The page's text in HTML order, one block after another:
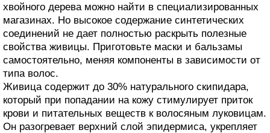
хвойного дерева можно найти в специализированных
магазинах. Но высокое содержание синтетических
соединений не дает полностью раскрыть полезные
свойства живицы. Приготовьте маски и бальзамы
самостоятельно, меняя компоненты в зависимости от
типа волос.
Живица содержит до 30% натурального скипидара,
который при попадании на кожу стимулирует приток
крови и питательных веществ к волосяным луковицам.
Он разогревает верхний слой эпидермиса, укрепляет